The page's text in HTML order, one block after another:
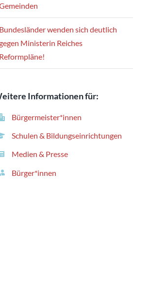
Bundesländer wenden sich deutlich
Ministerin Reiches
Reformpläne!
Informationen für:
Bürgermeister*innen
Schulen & Bildungseinrichtungen
Medien & Presse
Bürger*innen